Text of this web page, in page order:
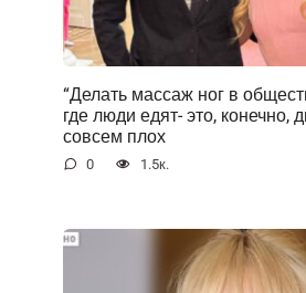
“Делать массаж ног в
где люди едят- это, конечно,
совсем плох
0 1.5к.